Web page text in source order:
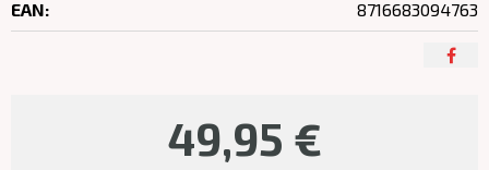
49,95 €
EAN: 8716683094763